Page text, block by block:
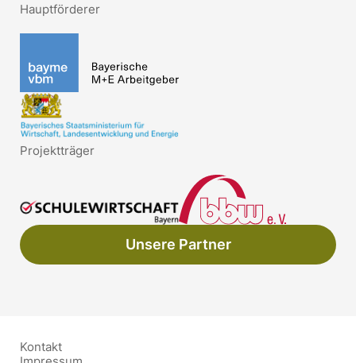
Hauptförderer
Projektträger
Unsere Partner
Kontakt